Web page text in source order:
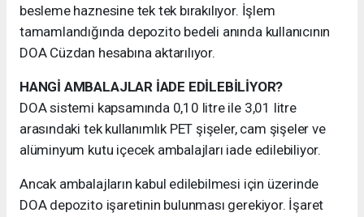
besleme haznesine tek tek bırakılıyor. İşlem
tamamlandığında depozito bedeli anında kullanıcının
DOA Cüzdan hesabına aktarılıyor.
HANGİ AMBALAJLAR İADE EDİLEBİLİYOR?
DOA sistemi kapsamında 0,10 litre ile 3,01 litre
arasındaki tek kullanımlık PET şişeler, cam şişeler ve
alüminyum kutu içecek ambalajları iade edilebiliyor.
Ancak ambalajların kabul edilebilmesi için üzerinde
DOA depozito işaretinin bulunması gerekiyor. İşaret